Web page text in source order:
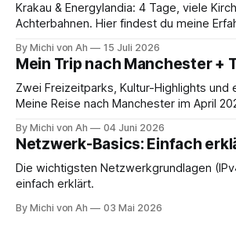
Krakau & Energylandia: 4 Tage, viele
Achterbahnen. Hier findest du meine
By Michi von Ah 15 Juli 2026
Mein Trip nach Manchester +
Zwei Freizeitparks, Kultur-Highlights und
Meine Reise nach Manchester im April
By Michi von Ah 04 Juni 2026
Netzwerk-Basics: Einfach
Die wichtigsten Netzwerkgrundlagen
einfach erklärt.
By Michi von Ah 03 Mai 2026